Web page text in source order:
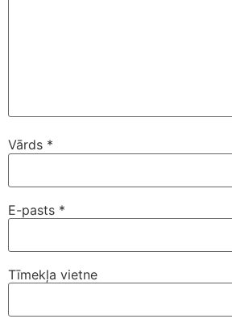
Vārds *
E-pasts *
Tīmekļa vietne